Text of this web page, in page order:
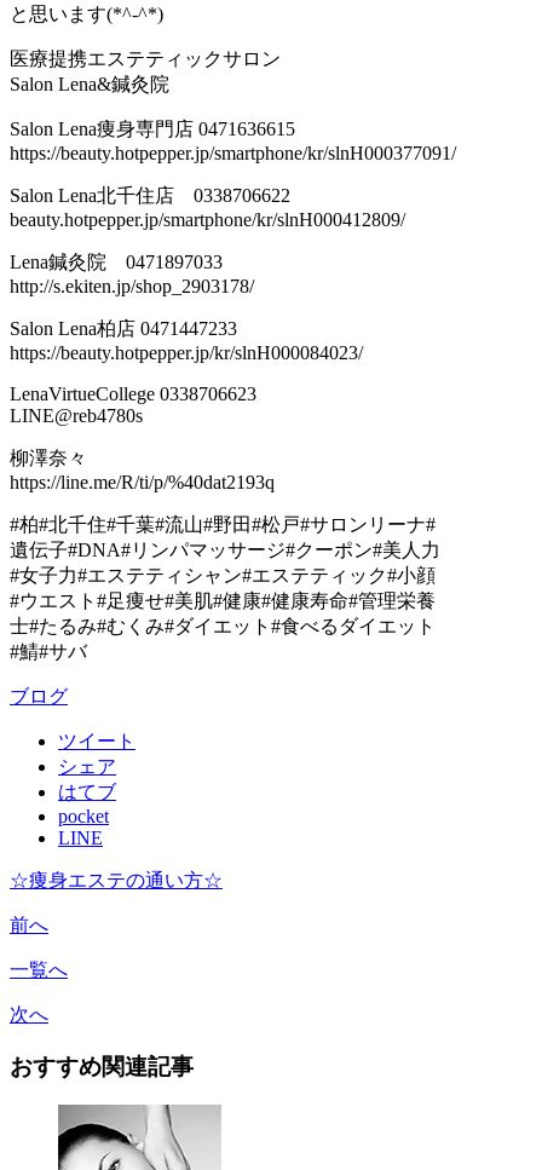
と思います(*^-^*)
医療提携エステティックサロン
Salon Lena&鍼灸院
Salon Lena痩身専門店 0471636615
https://beauty.hotpepper.jp/smartphone/kr/slnH000377091/
Salon Lena北千住店 0338706622
beauty.hotpepper.jp/smartphone/kr/slnH000412809/
Lena鍼灸院 0471897033
http://s.ekiten.jp/shop_2903178/
Salon Lena柏店 0471447233
https://beauty.hotpepper.jp/kr/slnH000084023/
LenaVirtueCollege 0338706623
LINE@reb4780s
柳澤奈々
https://line.me/R/ti/p/%40dat2193q
#柏#北千住#千葉#流山#野田#松戸#サロンリーナ#
遺伝子#DNA#リンパマッサージ#クーポン#美人力
#女子力#エステティシャン#エステティック#小顔
#ウエスト#足痩せ#美肌#健康#健康寿命#管理栄養
士#たるみ#むくみ#ダイエット#食べるダイエット
#鯖#サバ
ブログ
ツイート
シェア
はてブ
pocket
LINE
☆痩身エステの通い方☆
前へ
一覧へ
次へ
おすすめ関連記事